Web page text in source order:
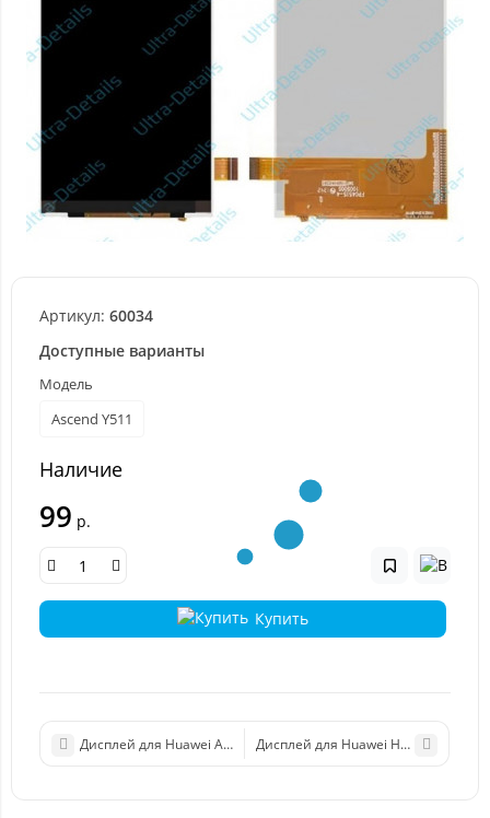
Артикул: 60034
Доступные варианты
Модель
Ascend Y511
Наличие
99 р.
Купить
Дисплей для Huawei Ascend G520Дисплей для Huawei Honor 7 (PLK-